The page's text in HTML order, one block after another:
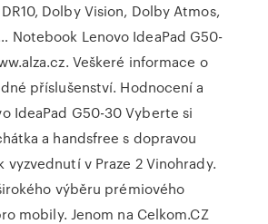
Dolby Vision, Dolby Atmos,
Notebook Lenovo IdeaPad G50-
Veškeré informace o
příslušenství. Hodnocení a
IdeaPad G50-30 Vyberte si
a handsfree s dopravou
vyzvednutí v Praze 2 Vinohrady.
výběru prémiového
mobily. Jenom na Celkom.CZ